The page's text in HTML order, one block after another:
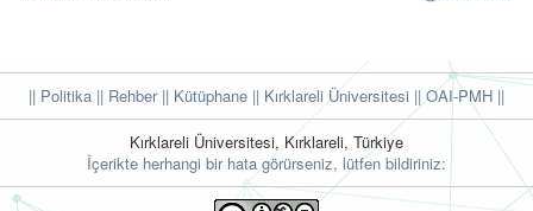
|| Politika || Rehber|| Kütüphane || Kırklareli Üniversitesi || OAI-PMH ||
Kırklareli Üniversitesi, Kırklareli, Türkiye
İçerikte herhangi bir hata görürseniz, lütfen bildiriniz: